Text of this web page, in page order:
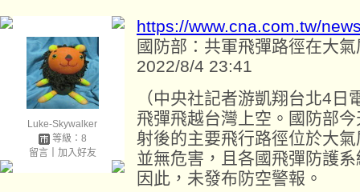
Luke-Skywalker
等級：8
留言｜ 加入好友
https://www.cna.com.tw/
國防部：共軍飛彈路徑在大
2022/8/4 23:41
（中央社記者游凱翔台北4
飛彈飛越台灣上空。國防部
射後的主要飛行路徑位於大
並無危害，且各國飛彈防護
因此，未發布防空警報。